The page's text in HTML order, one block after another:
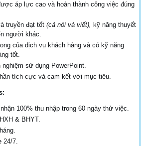
áp lực cao và hoàn thành công việc đúng
truyền đạt tốt(cả nói và viết), kỹ năng thuyết
người khác.
của dịch vụ khách hàng và có kỹ năng
tốt.
sử dụng PowerPoint.
tích cực và cam kết với mục tiêu.
100% thu nhập trong 60 ngày thử việc.
& BHYT.
24/7.